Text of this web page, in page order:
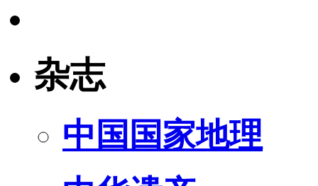
杂志
中国国家地理